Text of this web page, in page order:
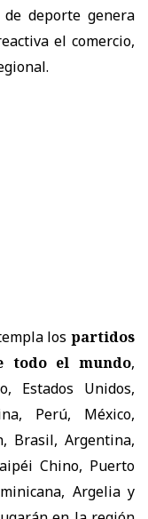
deporte genera
el comercio,
los partidos
todo el mundo,
Estados Unidos,
Perú, México,
Brasil, Argentina,
Chino, Puerto
Argelia y